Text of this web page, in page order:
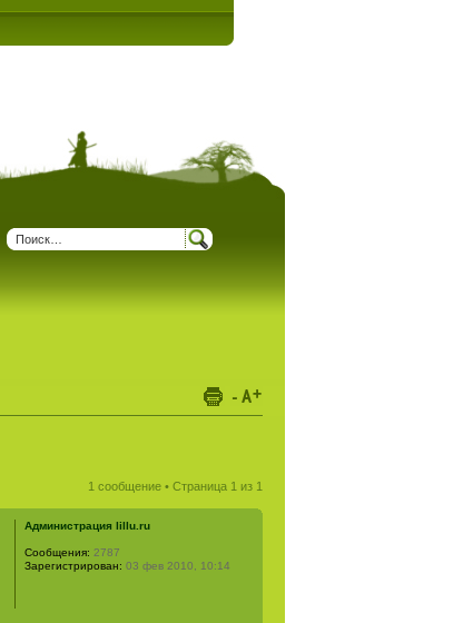
1 сообщение • Страница 1 из 1
Администрация lillu.ru
Сообщения: 2787
Зарегистрирован: 03 фев 2010, 10:14